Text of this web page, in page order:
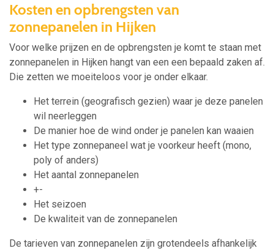
Kosten en opbrengsten van
zonnepanelen in Hijken
Voor welke prijzen en de opbrengsten je komt te staan met
zonnepanelen in Hijken hangt van een een bepaald zaken af.
Die zetten we moeiteloos voor je onder elkaar.
Het terrein (geografisch gezien) waar je deze panelen
wil neerleggen
De manier hoe de wind onder je panelen kan waaien
Het type zonnepaneel wat je voorkeur heeft (mono,
poly of anders)
Het aantal zonnepanelen
+-
Het seizoen
De kwaliteit van de zonnepanelen
De tarieven van zonnepanelen zijn grotendeels afhankelijk